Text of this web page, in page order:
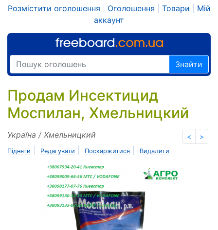
Розмістити оголошення Оголошення Товари
Мій
аккаунт
Знайти
Продам Инсектицид
Моспилан, Хмельницкий
< >
Україна / Хмельницкий
Підняти Редагувати Поскаржитися Видалити